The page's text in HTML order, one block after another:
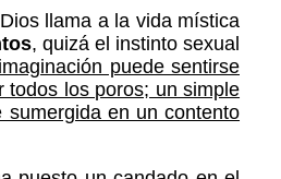
llama a la vida mística
, quizá el instinto sexual
puede sentirse
todos los poros; un simple
sumergida en un contento